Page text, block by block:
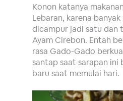
Konon katanya
Lebaran, karena
dicampur jadi satu dan
Ayam Cirebon. Entah
rasa Gado-Gado
santap saat sarapan ini
baru saat memulai hari.